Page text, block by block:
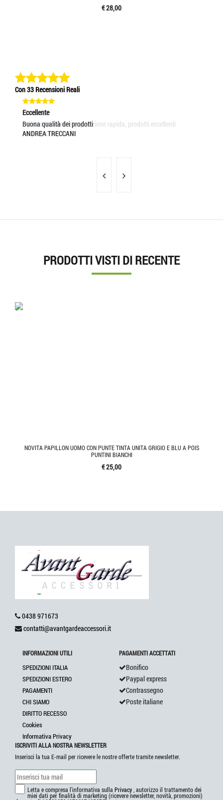
€ 28,00
Con 33 Recensioni Reali
Eccellente
Servizio eccellente e spedizione rapida, prodotti eccellenti
MASSIMO BOCOTTI
Eccellente
Buona qualità dei prodotti
ANDREA TRECCANI
PRODOTTI VISTI DI RECENTE
'.'
NOVITA PAPILLON UOMO CON PUNTE TINTA UNITA GRIGIO E BLU A POIS
PUNTINI BIANCHI
€ 25,00
0438 971673
contatti@avantgardeaccessori.it
INFORMAZIONI UTILI
SPEDIZIONI ITALIA
SPEDIZIONI ESTERO
PAGAMENTI
CHI SIAMO
DIRITTO RECESSO
Cookies
Informativa Privacy
PAGAMENTI ACCETTATI
Bonifico
Paypal express
Contrassegno
Poste italiane
ISCRIVITI ALLA NOSTRA NEWSLETTER
Inserisci la tua E-mail per ricevere le nostre offerte tramite newsletter.
Letta e compresa l'informativa sulla Privacy , autorizzo il trattamento dei
miei dati per finalità di marketing (ricevere newsletter, novità, promozioni)